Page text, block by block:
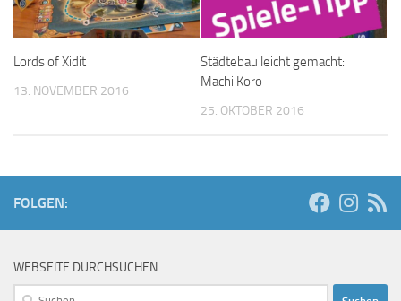
Lords of Xidit
13. NOVEMBER 2016
Städtebau leicht gemacht:
Machi Koro
25. OKTOBER 2016
FOLGEN:
WEBSEITE DURCHSUCHEN
Suchen